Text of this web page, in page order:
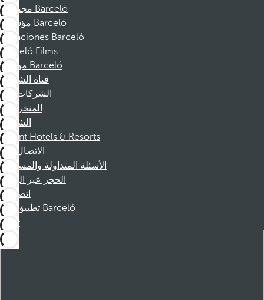
مجموعة Barceló
مؤسسة Barceló
Vacaciones Barceló
Barceló Films
موظفو Barceló
قناة الشكوى
الشركات
المنخرطين
الشركاء
Dorint Hotels & Resorts
الاتصال
الأسئلة المتداولة والمساعدة
الحجز عبر الهاتف
اتصل بنا
تطبيق Barceló
تنزيل